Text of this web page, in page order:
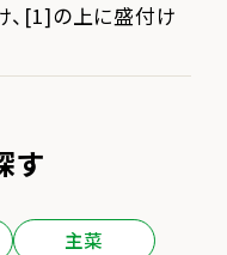
、[1]の上に盛付け
す
主菜